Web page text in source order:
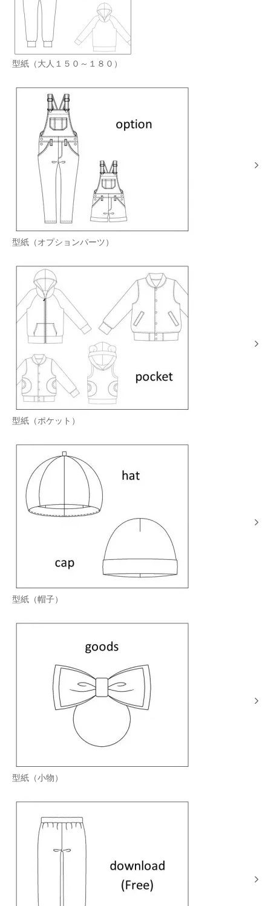
型紙（大人１５０～１８０）
型紙（オプションパーツ）
型紙（ポケット）
型紙（帽子）
型紙（小物）